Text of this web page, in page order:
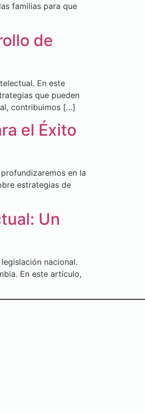
familias para que
de
En este
que pueden
contribuimos […]
el Éxito
en la
estrategias de
Un
nacional.
En este artículo,